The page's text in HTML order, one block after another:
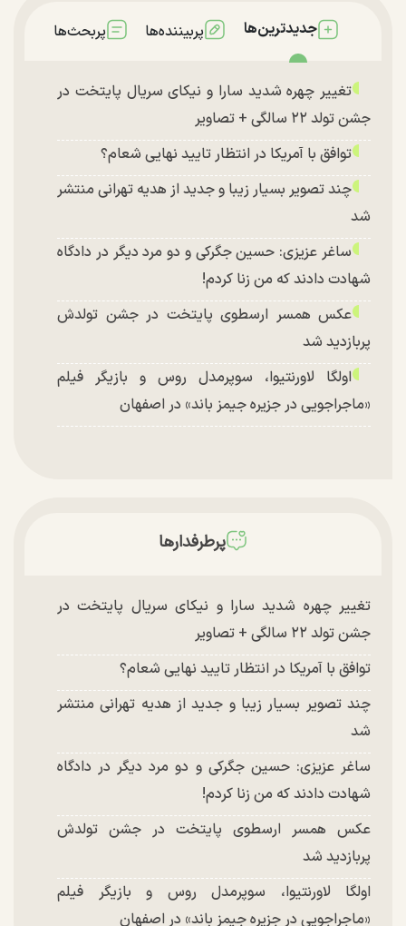
جدیدترین‌ها پربیننده‌ها پربحث‌ها
تغییر چهره شدید سارا و نیکای سریال پایتخت در
جشن تولد ۲۲ سالگی + تصاویر
توافق با آمریکا در انتظار تایید نهایی شعام؟
چند تصویر بسیار زیبا و جدید از هدیه تهرانی منتشر
شد
ساغر عزیزی: حسین جگرکی و دو مرد دیگر در دادگاه
شهادت دادند که من زنا کردم!
عکس همسر ارسطوی پایتخت در جشن تولدش
پربازدید شد
اولگا لاورنتیوا، سوپرمدل روس و بازیگر فیلم
«ماجراجویی در جزیره جیمز باند» در اصفهان
پرطرفدارها
تغییر چهره شدید سارا و نیکای سریال پایتخت در
جشن تولد ۲۲ سالگی + تصاویر
توافق با آمریکا در انتظار تایید نهایی شعام؟
چند تصویر بسیار زیبا و جدید از هدیه تهرانی منتشر
شد
ساغر عزیزی: حسین جگرکی و دو مرد دیگر در دادگاه
شهادت دادند که من زنا کردم!
عکس همسر ارسطوی پایتخت در جشن تولدش
پربازدید شد
اولگا لاورنتیوا، سوپرمدل روس و بازیگر فیلم
«ماجراجویی در جزیره جیمز باند» در اصفهان